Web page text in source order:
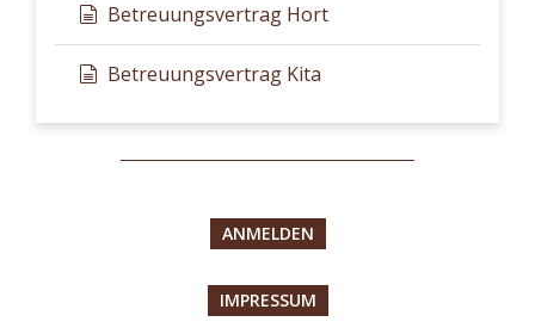
Betreuungsvertrag Hort
Betreuungsvertrag Kita
ANMELDEN
IMPRESSUM